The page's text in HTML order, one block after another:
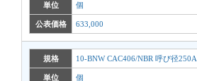
単位 個
公表価格 633,000
規格 10-BNW CAC406/NBR 呼び径250A
単位 個